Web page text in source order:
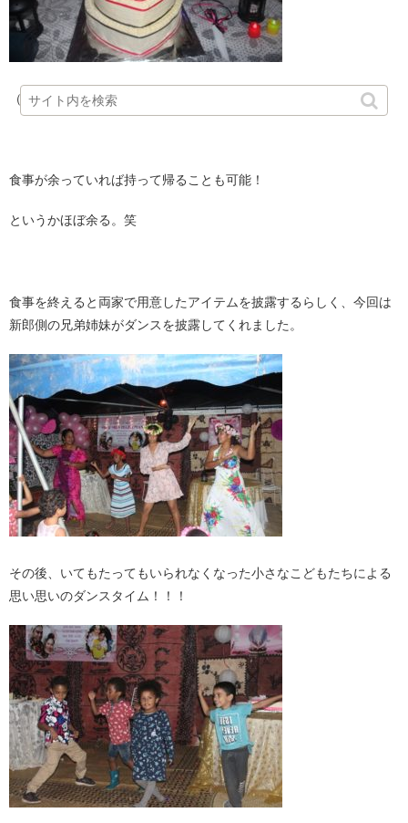
（崩すのがもったいない…）
食事が余っていれば持って帰ることも可能！
というかほぼ余る。笑
食事を終えると両家で用意したアイテムを披露するらしく、今回は
新郎側の兄弟姉妹がダンスを披露してくれました。
その後、いてもたってもいられなくなった小さなこどもたちによる
思い思いのダンスタイム！！！